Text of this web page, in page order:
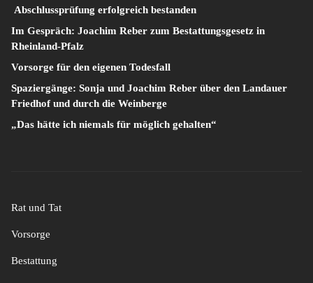
Abschlussprüfung erfolgreich bestanden
Im Gespräch: Joachim Reber zum Bestattungsgesetz in
Rheinland-Pfalz
Vorsorge für den eigenen Todesfall
Spaziergänge: Sonja und Joachim Reber über den Landauer
Friedhof und durch die Weinberge
„Das hätte ich niemals für möglich gehalten“
Rat und Tat
Vorsorge
Bestattung